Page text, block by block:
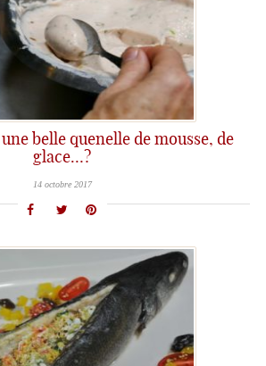
belle quenelle de mousse, de
glace…?
14 octobre 2017